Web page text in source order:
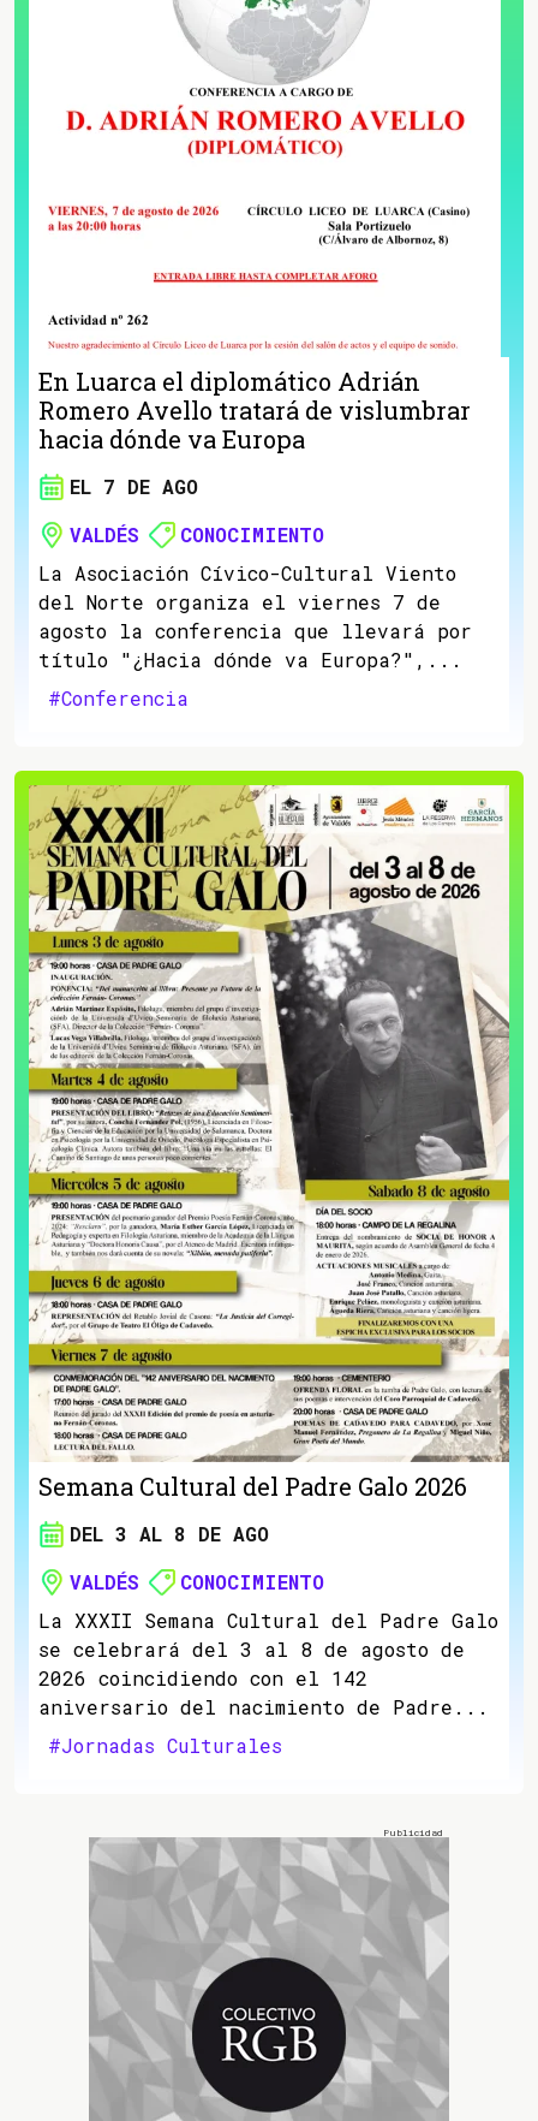
En Luarca el diplomático Adrián
Romero Avello tratará de vislumbrar
hacia dónde va Europa
EL 7 DE AGO
VALDÉS
CONOCIMIENTO
La Asociación Cívico-Cultural Viento
del Norte organiza el viernes 7 de
agosto la conferencia que llevará por
título "¿Hacia dónde va Europa?",...
#Conferencia
Semana Cultural del Padre Galo 2026
DEL 3 AL 8 DE AGO
VALDÉS
CONOCIMIENTO
La XXXII Semana Cultural del Padre Galo
se celebrará del 3 al 8 de agosto de
2026 coincidiendo con el 142
aniversario del nacimiento de Padre...
#Jornadas Culturales